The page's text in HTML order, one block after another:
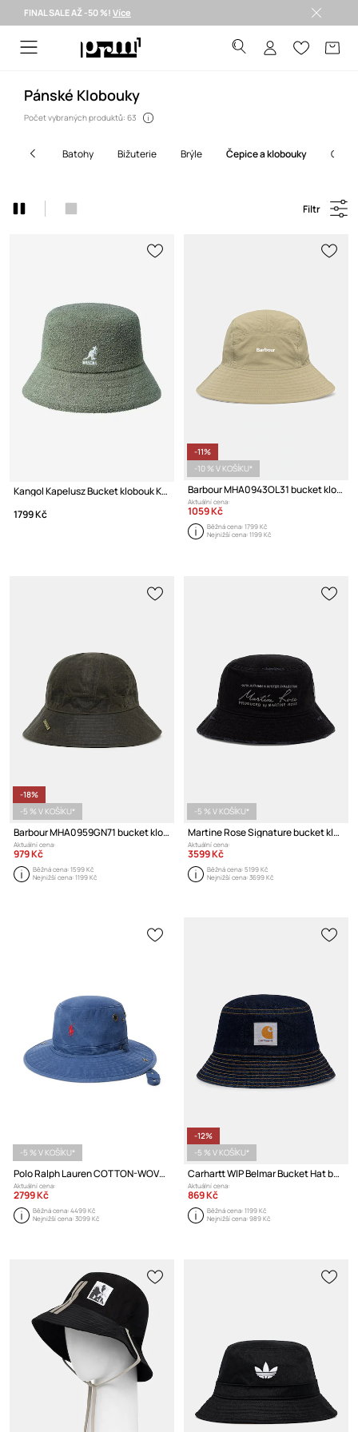
FINAL SALE AŽ -50 %! Více
Pánské Klobouky
Počet vybraných produktů: 63
batohy bižuterie brýle čepice a klobouky
Filtr
Kangol Kapelusz Bucket klobouk K3050ST CONCRETE
1799 Kč
-11%
-10 % V KOŠÍKU*
Barbour MHA0943OL31 bucket klobouk pánský
Aktuální cena:
1059 Kč
Běžná cena:1799 Kč
Nejnižší cena:1199 Kč
-18%
-5 % V KOŠÍKU*
Barbour MHA0959GN71 bucket klobouk bavlněný pánský
Aktuální cena:
979 Kč
Běžná cena:1599 Kč
Nejnižší cena:1199 Kč
-5 % V KOŠÍKU*
Martine Rose Signature bucket klobouk bavlněný
Aktuální cena:
3599 Kč
Běžná cena:5199 Kč
Nejnižší cena:3699 Kč
-5 % V KOŠÍKU*
Polo Ralph Lauren COTTON-WOVEN SURF HAT klobouk se širokou krempou bavlněný pánský
Aktuální cena:
2799 Kč
Běžná cena:4499 Kč
Nejnižší cena:3099 Kč
-12%
-5 % V KOŠÍKU*
Carhartt WIP Belmar Bucket Hat bucket klobouk džínový pánský
Aktuální cena:
869 Kč
Běžná cena:1199 Kč
Nejnižší cena:989 Kč